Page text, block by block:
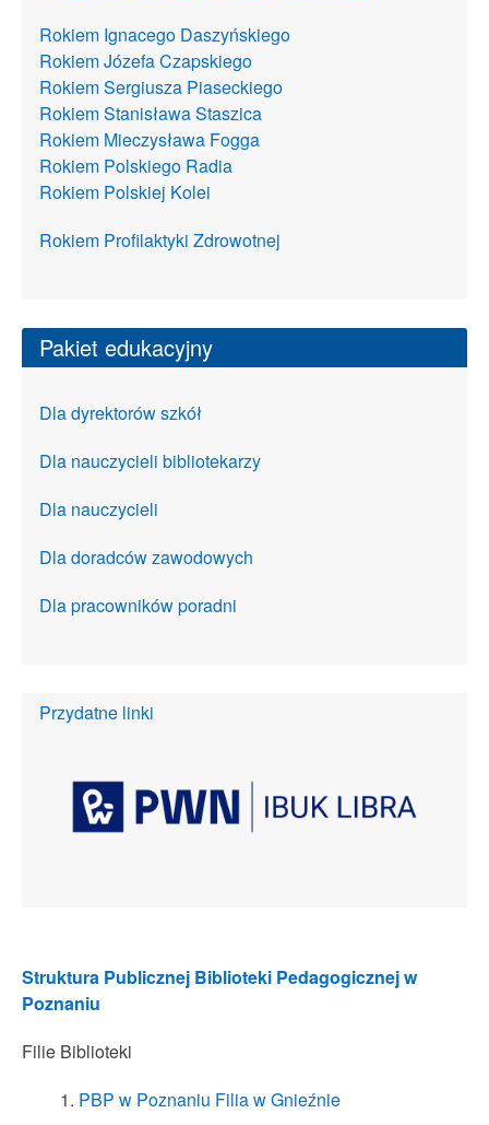
Rokiem Ignacego Daszyńskiego
Rokiem Józefa Czapskiego
Rokiem Sergiusza Piaseckiego
Rokiem Stanisława Staszica
Rokiem Mieczysława Fogga
Rokiem Polskiego Radia
Rokiem Polskiej Kolei
Rokiem Profilaktyki Zdrowotnej
Pakiet edukacyjny
Dla dyrektorów szkół
Dla nauczycieli bibliotekarzy
Dla nauczycieli
Dla doradców zawodowych
Dla pracowników poradni
Przydatne linki
Struktura Publicznej Biblioteki Pedagogicznej w
Poznaniu
Filie Biblioteki
PBP w Poznaniu Filia w Gnieźnie